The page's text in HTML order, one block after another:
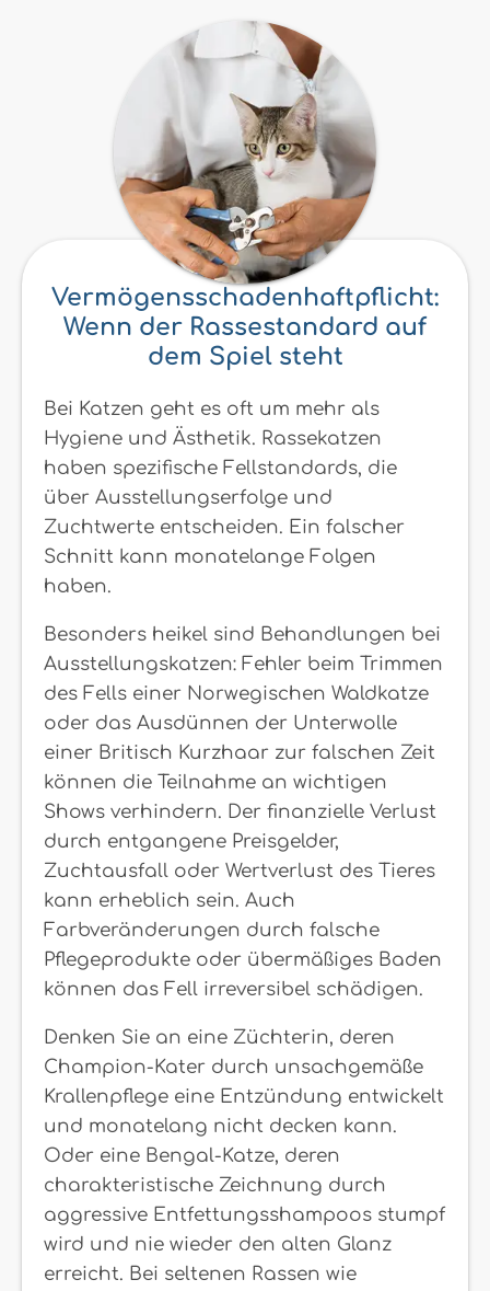
Vermögensschadenhaftpflicht:
Wenn der Rassestandard auf
dem Spiel steht
Bei Katzen geht es oft um mehr als
Hygiene und Ästhetik. Rassekatzen
haben spezifische Fellstandards, die
über Ausstellungserfolge und
Zuchtwerte entscheiden. Ein falscher
Schnitt kann monatelange Folgen
haben.
Besonders heikel sind Behandlungen bei
Ausstellungskatzen: Fehler beim Trimmen
des Fells einer Norwegischen Waldkatze
oder das Ausdünnen der Unterwolle
einer Britisch Kurzhaar zur falschen Zeit
können die Teilnahme an wichtigen
Shows verhindern. Der finanzielle Verlust
durch entgangene Preisgelder,
Zuchtausfall oder Wertverlust des Tieres
kann erheblich sein. Auch
Farbveränderungen durch falsche
Pflegeprodukte oder übermäßiges Baden
können das Fell irreversibel schädigen.
Denken Sie an eine Züchterin, deren
Champion-Kater durch unsachgemäße
Krallenpflege eine Entzündung entwickelt
und monatelang nicht decken kann.
Oder eine Bengal-Katze, deren
charakteristische Zeichnung durch
aggressive Entfettungsshampoos stumpf
wird und nie wieder den alten Glanz
erreicht. Bei seltenen Rassen wie